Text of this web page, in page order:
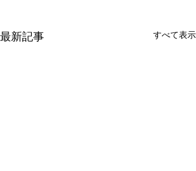
最新記事 すべて表示